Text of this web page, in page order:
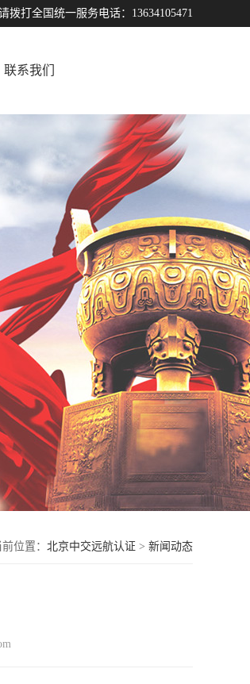
拨打全国统一服务电话：13634105471
联系我们
位置： 北京中交远航认证 > 新闻动态